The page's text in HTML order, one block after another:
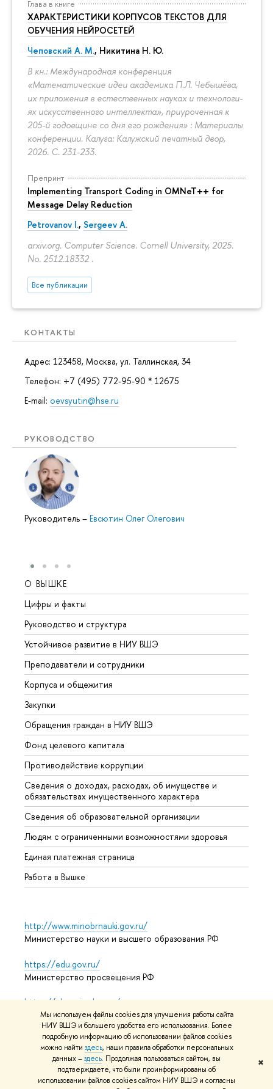
Мы используем файлы cookies для улучшения работы сайта
НИУ ВШЭ и большего удобства его использования. Более
подробную информацию об использовании файлов cookies
можно найти здесь, наши правила обработки персональных
данных –здесь. Продолжая пользоваться сайтом, вы
подтверждаете, что были проинформированы об
использовании файлов cookies сайтом НИУ ВШЭ и согласны
✖
Глава в книге
ХАРАКТЕРИСТИКИ КОРПУСОВ ТЕКСТОВ ДЛЯ
ОБУЧЕНИЯ НЕЙРОСЕТЕЙ
Чеповский А. М., Никитина Н. Ю.
В кн.: Международная конференция
«Математические идеи академика П.Л. Чебышёва,
их приложения в естественных науках и технологи-
ях искусственного интеллекта», приуроченная к
205-й годовщине со дня его рождения» : Материалы
конференции. Калуга: Калужский печатный двор,
2026. С. 231-233.
Препринт
Implementing Transport Coding in OMNeT++ for
Message Delay Reduction
Petrovanov I., Sergeev A.
arxiv.org. Computer Science. Cornell University, 2025.
No. 2512.18332 .
Все публикации
КОНТАКТЫ
Адрес: 123458, Москва, ул. Таллинская, 34
Телефон: +7 (495) 772-95-90 * 12675
E-mail: oevsyutin@hse.ru
РУКОВОДСТВО
Руководитель – Евсютин Олег Олегович
О ВЫШКЕ
Цифры и факты
Руководство и структура
Устойчивое развитие в НИУ ВШЭ
Преподаватели и сотрудники
Корпуса и общежития
Закупки
Обращения граждан в НИУ ВШЭ
Фонд целевого капитала
Противодействие коррупции
Сведения о доходах, расходах, об имуществе и
обязательствах имущественного характера
Сведения об образовательной организации
Людям с ограниченными возможностями здоровья
Единая платежная страница
Работа в Вышке
http://www.minobrnauki.gov.ru/
Министерство науки и высшего образования РФ
https://edu.gov.ru/
Министерство просвещения РФ
https://elearning.hse.ru/mooc
Массовые открытые онлайн-курсы
© НИУ ВШЭ 1993–2026 Адреса и контактыУсловия
использования материаловПолитика конфиденциальности
Карта сайта